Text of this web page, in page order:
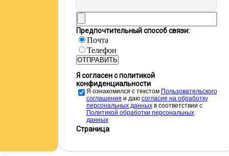
Предпочтительный способ связи:
Почта
Телефон
ОТПРАВИТЬ
Я согласен с политикой
конфиденциальности
Я ознакомился с текстом Пользовательского
соглашения и даю cогласие на обработку
персональных данныхв соответствии с
Политикой обработки персональных
данных
Страница